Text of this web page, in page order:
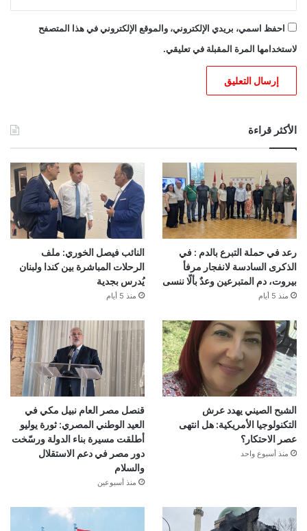
احفظ اسمي، بريدي الإلكتروني، والموقع الإلكتروني في هذا المتصفح
لاستخدامها المرة المقبلة في تعليقي.
الأكثر قراءة
رعد في حملة التبرع بالدم : في
الذكرى السادسة لانفجار مرفأ
بيروت، دم المتبرعين وعدٌ بألّا ننسى
منذ 5 أيام
النائب فيصل الخوري: ملف
الرحلات المباشرة بين كندا ولبنان
يُدرس بجدية
منذ 5 أيام
الشبح الصيني يهدد عرش
التكنولوجيا الأمريكية: هل انتهى
عصر الاحتكار؟
منذ أسبوع واحد
قنصل مصر العام نبيل مكي في
العيد الوطني المصري: ثورة يوليو
أطلقت مسيرة بناء الدولة ورسّخت
دور مصر في دعم الاستقلال
والسلام
منذ أسبوعين